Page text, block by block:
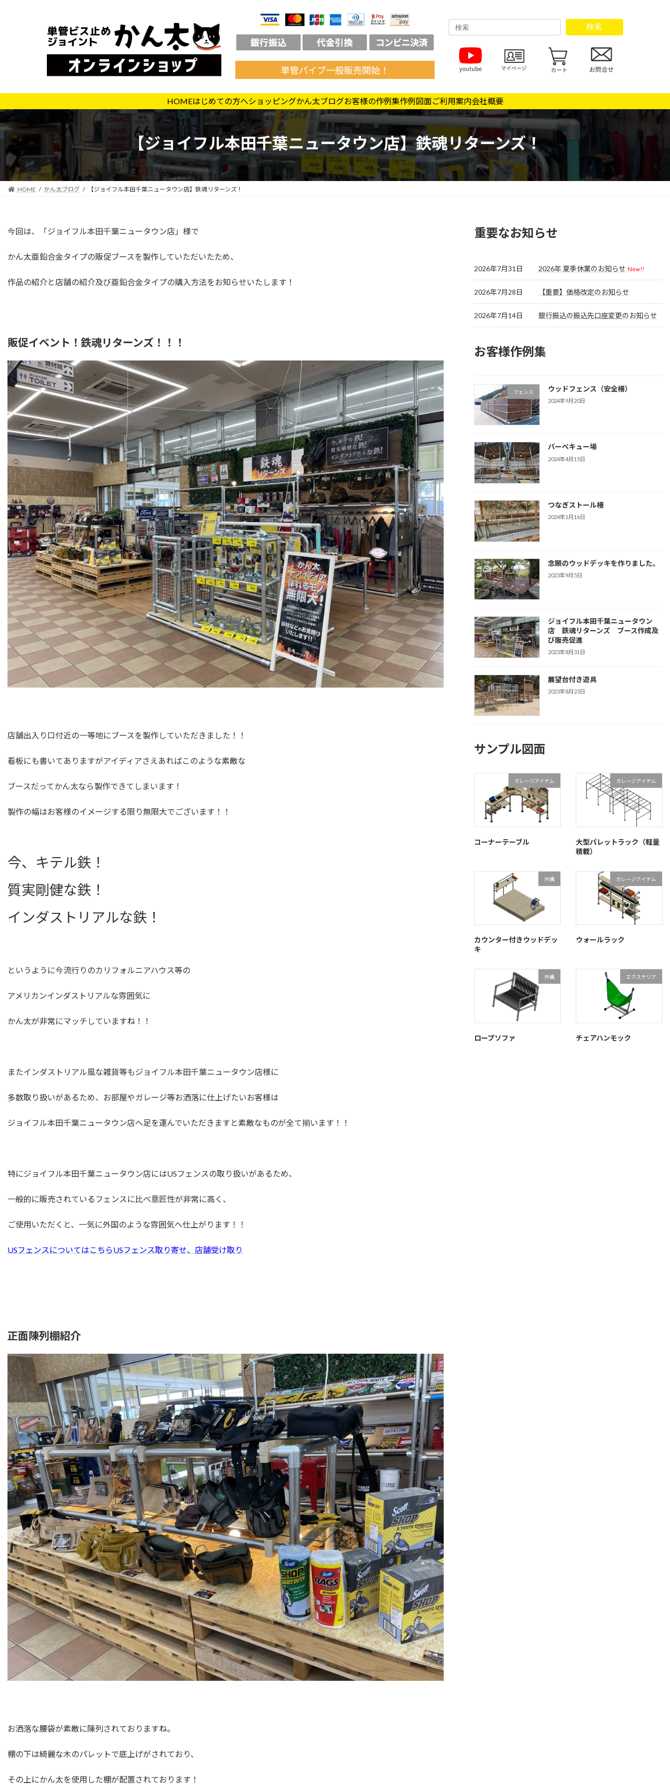
プ
動
検索
HOMEはじめての方へショッピングかん太ブログお客様の作例集作例図面ご利用案内会社概要
【ジョイフル本田千葉ニュータウン店】鉄魂リターンズ！
HOME かん太ブログ 【ジョイフル本田千葉ニュータウン店】鉄魂リターンズ！
今回は、「ジョイフル本田千葉ニュータウン店」様で
かん太亜鉛合金タイプの販促ブースを製作していただいたため、
作品の紹介と店舗の紹介及び亜鉛合金タイプの購入方法をお知らせいたします！
販促イベント！鉄魂リターンズ！！！
店舗出入り口付近の一等地にブースを製作していただきました！！
看板にも書いてありますがアイディアさえあればこのような素敵な
ブースだってかん太なら製作できてしまいます！
製作の幅はお客様のイメージする限り無限大でございます！！
今、キテル鉄！
質実剛健な鉄！
インダストリアルな鉄！
というように今流行りのカリフォルニアハウス等の
アメリカンインダストリアルな雰囲気に
かん太が非常にマッチしていますね！！
またインダストリアル風な雑貨等もジョイフル本田千葉ニュータウン店様に
多数取り扱いがあるため、お部屋やガレージ等お洒落に仕上げたいお客様は
ジョイフル本田千葉ニュータウン店へ足を運んでいただきますと素敵なものが全て揃います！！
特にジョイフル本田千葉ニュータウン店にはUSフェンスの取り扱いがあるため、
一般的に販売されているフェンスに比べ意匠性が非常に高く、
ご使用いただくと、一気に外国のような雰囲気へ仕上がります！！
USフェンスについてはこちらUSフェンス取り寄せ、店舗受け取り
正面陳列棚紹介
お洒落な腰袋が素敵に陳列されておりますね。
棚の下は綺麗な木のパレットで底上げがされており、
その上にかん太を使用した棚が配置されております！
重要なお知らせ
2026年7月31日 2026年 夏季休業のお知らせ New!!
2026年7月28日 【重要】価格改定のお知らせ
2026年7月14日 銀行振込の振込先口座変更のお知らせ
お客様作例集
フェンス ウッドフェンス（安全柵）
2024年9月20日
バーベキュー場
2024年4月15日
つなぎストール柵
2024年1月16日
念願のウッドデッキを作りました。
2023年9月5日
ジョイフル本田千葉ニュータウン
店 鉄魂リターンズ ブース作成及
び販売促進
2023年8月31日
展望台付き遊具
2023年8月23日
サンプル図面
ガレージアイテム
コーナーテーブル
ガレージアイテム
大型パレットラック（軽量
積載）
外構
カウンター付きウッドデッ
キ
ガレージアイテム
ウォールラック
外構
ロープソファ
エクステリア
チェアハンモック